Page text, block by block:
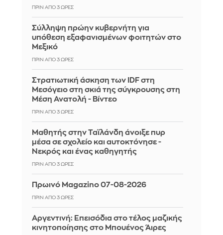
ΠΡΙΝ ΑΠΌ 3 ΏΡΕΣ
Σύλληψη πρώην κυβερνήτη για
υπόθεση εξαφανισμένων φοιτητών στο
Μεξικό
ΠΡΙΝ ΑΠΌ 3 ΏΡΕΣ
Στρατιωτική άσκηση των IDF στη
Μεσόγειο στη σκιά της σύγκρουσης στη
Μέση Ανατολή - Βίντεο
ΠΡΙΝ ΑΠΌ 3 ΏΡΕΣ
Μαθητής στην Ταϊλάνδη άνοιξε πυρ
μέσα σε σχολείο και αυτοκτόνησε -
Νεκρός και ένας καθηγητής
ΠΡΙΝ ΑΠΌ 3 ΏΡΕΣ
Πρωινό Magazino 07-08-2026
ΠΡΙΝ ΑΠΌ 3 ΏΡΕΣ
Αργεντινή: Επεισόδια στο τέλος μαζικής
κινητοποίησης στο Μπουένος Άιρες